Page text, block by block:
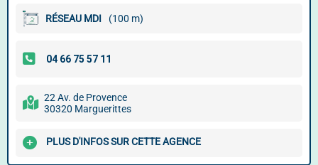
RÉSEAU MDI (100 m)
22 Av. de Provence
30320 Marguerittes
PLUS D'INFOS SUR CETTE AGENCE